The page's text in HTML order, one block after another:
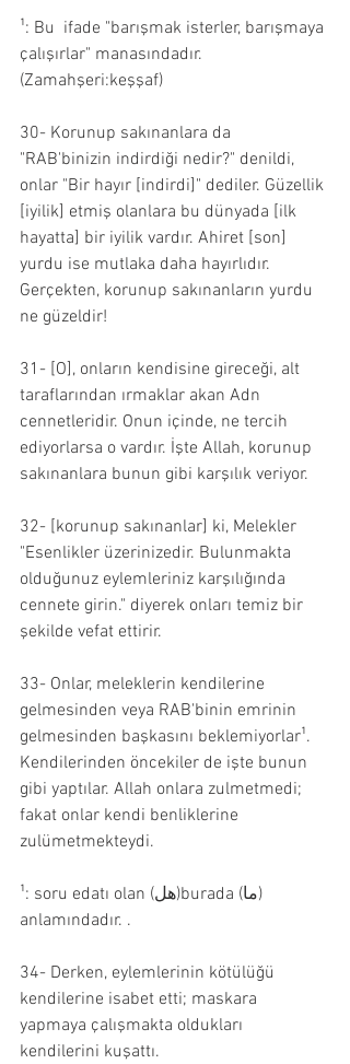
¹: Bu  ifade "barışmak isterler, barışmaya
çalışırlar" manasındadır.
(Zamahşeri:keşşaf)
30- Korunup sakınanlara da
"RAB'binizin indirdiği nedir?" denildi,
onlar "Bir hayır [indirdi]" dediler. Güzellik
[iyilik] etmiş olanlara bu dünyada [ilk
hayatta] bir iyilik vardır. Ahiret [son]
yurdu ise mutlaka daha hayırlıdır.
Gerçekten, korunup sakınanların yurdu
ne güzeldir!
31- [O], onların kendisine gireceği, alt
taraflarından ırmaklar akan Adn
cennetleridir. Onun içinde, ne tercih
ediyorlarsa o vardır. İşte Allah, korunup
sakınanlara bunun gibi karşılık veriyor.
32- [korunup sakınanlar] ki, Melekler
"Esenlikler üzerinizedir. Bulunmakta
olduğunuz eylemleriniz karşılığında
cennete girin." diyerek onları temiz bir
şekilde vefat ettirir.
33- Onlar, meleklerin kendilerine
gelmesinden veya RAB'binin emrinin
gelmesinden başkasını beklemiyorlar¹.
Kendilerinden öncekiler de işte bunun
gibi yaptılar. Allah onlara zulmetmedi;
fakat onlar kendi benliklerine
zulümetmekteydi.
¹: soru edatı olan (هل)burada (ما)
anlamındadır. .
34- Derken, eylemlerinin kötülüğü
kendilerine isabet etti; maskara
yapmaya çalışmakta oldukları
kendilerini kuşattı.